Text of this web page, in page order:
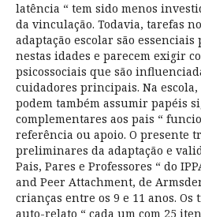
latência “ tem sido menos
da vinculação. Todavia, tarefas
adaptação escolar são
nestas idades e parecem exigir
psicossociais que são
cuidadores principais. Na escola,
podem também assumir papéis
complementares aos pais “
referência ou apoio. O presente
preliminares da adaptação e
Pais, Pares e Professores “ do
and Peer Attachment, de
crianças entre os 9 e 11 anos.
auto-relato “ cada um com 25